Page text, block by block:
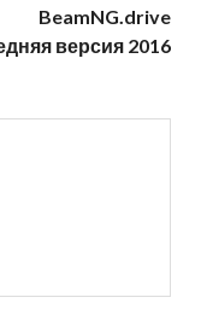
BeamNG.drive
версия 2016